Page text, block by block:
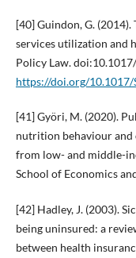
[40] Guindon, G.
services utilization and
Policy Law.
https://doi.org/
[41] Györi, M. (2020).
nutrition behaviour and
from low- and middle-
School of Economics
[42] Hadley, J. (2003).
being uninsured: a
between health